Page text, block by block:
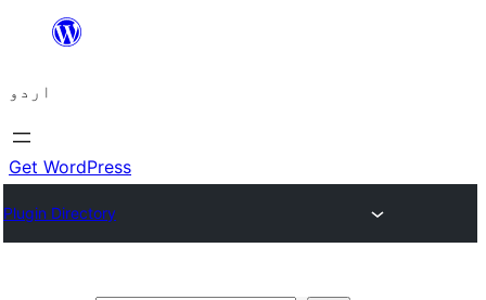
چھوڑیں
پر
جائیں
اردو
Get WordPress
Plugin Directory